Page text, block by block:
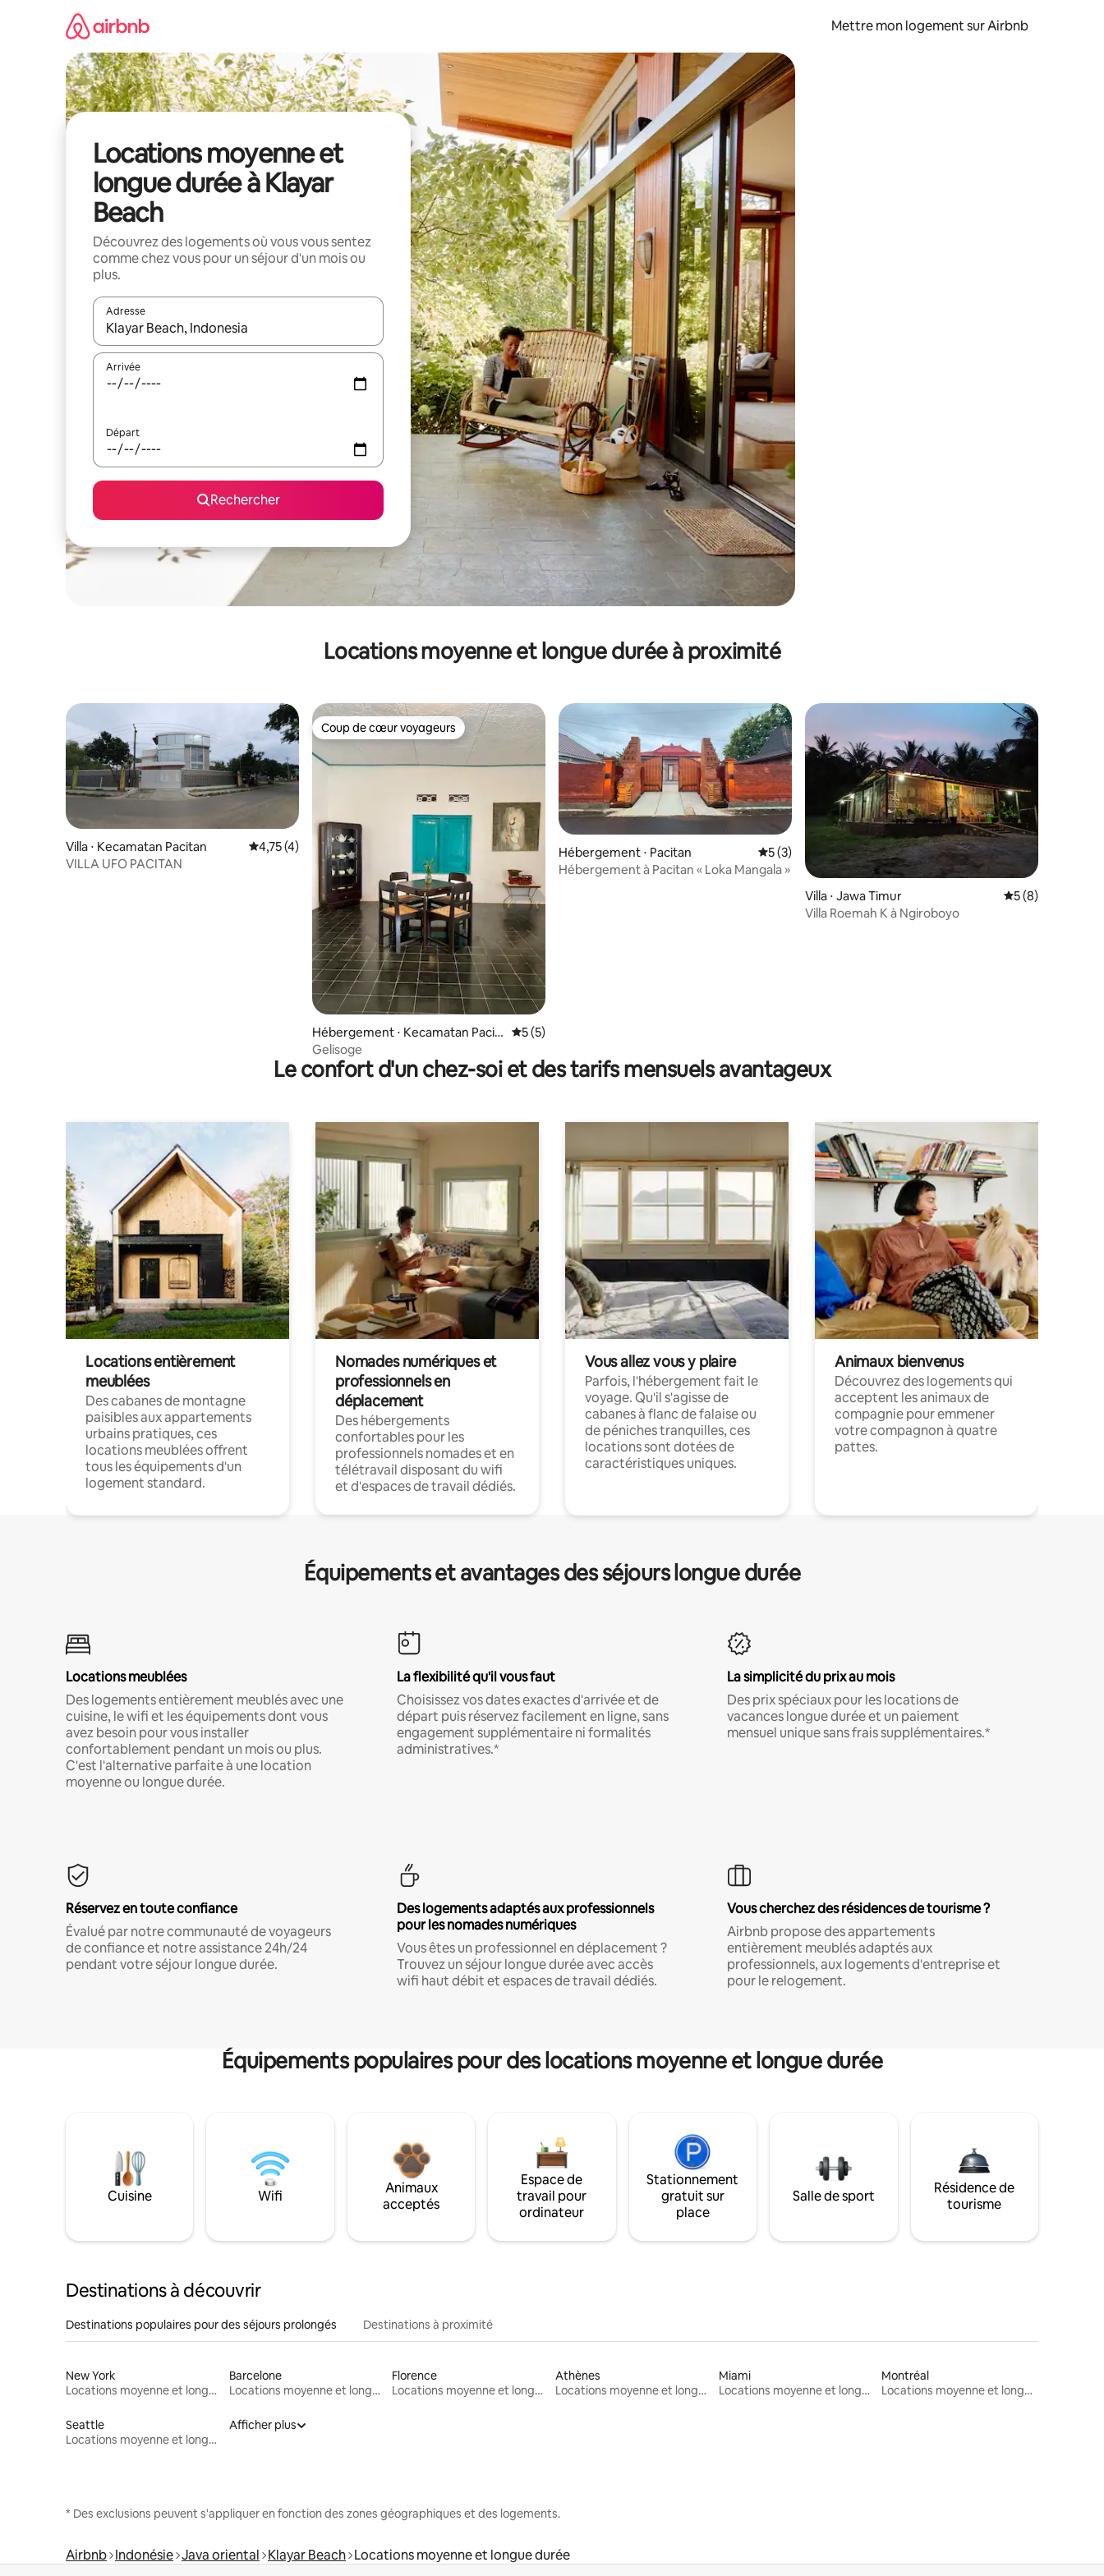
Mettre mon logement sur Airbnb
Locations moyenne et
longue durée à Klayar
Beach
Découvrez des logements où vous vous sentez
comme chez vous pour un séjour d'un mois ou
plus.
Adresse
Lorsque les résultats s'affichent, utilisez les flèches vers le haut et vers le bas pour les parcourir ou en appuyant et en faisant glisser.
Arrivée
Départ
Rechercher
Locations moyenne et longue durée à proximité
Villa ⋅ Kecamatan Pacitan Évaluation moyenne sur la base de 4 commentaires : 4,75 sur 5
4,75 (4)
VILLA UFO PACITAN
Coup de cœur voyageurs
Coup de cœur voyageurs
Hébergement ⋅ Kecamatan Pacit
an
Évaluation moyenne sur la base de 5 commentaires : 5 sur 5
5 (5)
Gelisoge
Hébergement ⋅ Pacitan Évaluation moyenne sur la base de 3 commentaires : 5 sur 5
5 (3)
Hébergement à Pacitan « Loka Mangala »
Villa ⋅ Jawa Timur
Évaluation
5 (8)
Villa Roemah K à Ngiroboyo
Le confort d'un chez-soi et des tarifs mensuels avantageux
Locations entièrement
meublées
Des cabanes de montagne
paisibles aux appartements
urbains pratiques, ces
locations meublées offrent
tous les équipements d'un
logement standard.
Nomades numériques et
professionnels en
déplacement
Des hébergements
confortables pour les
professionnels nomades et en
télétravail disposant du wifi
et d'espaces de travail dédiés.
Vous allez vous y plaire
Parfois, l'hébergement fait le
voyage. Qu'il s'agisse de
cabanes à flanc de falaise ou
de péniches tranquilles, ces
locations sont dotées de
caractéristiques uniques.
Animaux bienvenus
Découvrez des logements qui
acceptent les animaux de
compagnie pour emmener
votre compagnon à quatre
pattes.
Équipements et avantages des séjours longue durée
Locations meublées
Des logements entièrement meublés avec une
cuisine, le wifi et les équipements dont vous
avez besoin pour vous installer
confortablement pendant un mois ou plus.
C'est l'alternative parfaite à une location
moyenne ou longue durée.
La flexibilité qu'il vous faut
Choisissez vos dates exactes d'arrivée et de
départ puis réservez facilement en ligne, sans
engagement supplémentaire ni formalités
administratives.*
La simplicité du prix au mois
Des prix spéciaux pour les locations de
vacances longue durée et un paiement
mensuel unique sans frais supplémentaires.*
Réservez en toute confiance
Évalué par notre communauté de voyageurs
de confiance et notre assistance 24h/24
pendant votre séjour longue durée.
Des logements adaptés aux professionnels
pour les nomades numériques
Vous êtes un professionnel en déplacement ?
Trouvez un séjour longue durée avec accès
wifi haut débit et espaces de travail dédiés.
Vous cherchez des résidences de tourisme ?
Airbnb propose des appartements
entièrement meublés adaptés aux
professionnels, aux logements d'entreprise et
pour le relogement.
Équipements populaires pour des locations moyenne et longue durée
Cuisine Wifi
Animaux
acceptés
Espace de
travail pour
ordinateur
Stationnement
gratuit sur
place
Salle de sport
Résidence de
tourisme
Destinations à découvrir
Destinations populaires pour des séjours prolongés Destinations à proximité
New York
Locations moyenne et longue durée
Barcelone
Locations moyenne et longue durée
Florence
Locations moyenne et longue durée
Athènes
Locations moyenne et longue durée
Miami
Locations moyenne et longue durée
Montréal
Locations moyenne et longue durée
Seattle
Locations moyenne et longue durée
Afficher plus
* Des exclusions peuvent s'appliquer en fonction des zones géographiques et des logements.
Airbnb Indonésie Java oriental Klayar Beach Locations moyenne et longue durée